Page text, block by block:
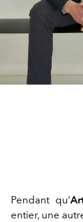
Pendant qu’
entier, une